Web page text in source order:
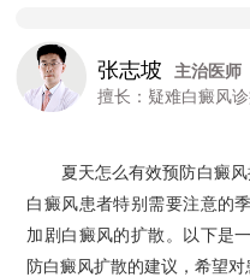
治医师
癜风诊疗/抗复发治疗
夏天怎么有效预防白癜风
白癜风患者特别需要注意的
加剧白癜风的扩散。以下是
防白癜风扩散的建议，希望对